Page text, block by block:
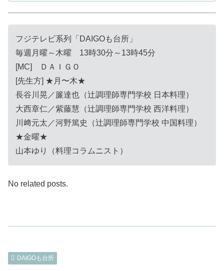
フジテレビ系列「DAIGOも台所」
毎週月曜～木曜 13時30分～13時45分
[MC] ＤＡＩＧＯ
[先生方] ★月〜木★
長谷川晃／簾達也（辻調理師専門学校 日本料理）
大西章仁／紫藤慧（辻調理師専門学校 西洋料理）
川﨑元太／河野篤史（辻調理師専門学校 中国料理）
★金曜★
山本ゆり（料理コラムニスト）
No related posts.
DAIGOも台所